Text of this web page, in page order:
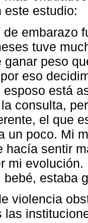
este estudio:
de embarazo
tuve
ganar peso
eso
esposo está
consulta,
el que
un poco. Mi
hacía sentir
mi
bebé, estaba
violencia
las